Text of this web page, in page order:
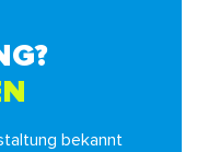
bekannt